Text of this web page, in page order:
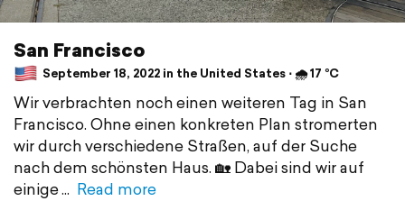
San Francisco
September 18, 2022 in the United States ⋅ 🌧 17 °C
Wir verbrachten noch einen weiteren Tag in San
Francisco. Ohne einen konkreten Plan stromerten
wir durch verschiedene Straßen, auf der Suche
nach dem schönsten Haus. 🏡 Dabei sind wir auf
einige
Read more